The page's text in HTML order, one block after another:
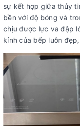
sự kết hợp giữa thủy
bền với độ bóng và
chịu được lực va đập
kính của bếp luôn